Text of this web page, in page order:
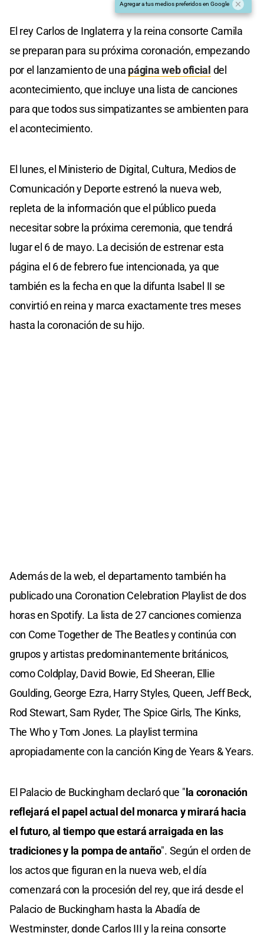
Agregar a tus medios preferidos en Google
El rey Carlos de Inglaterra y la reina consorte Camila
se preparan para su próxima coronación, empezando
por el lanzamiento de una página web oficial del
acontecimiento, que incluye una lista de canciones
para que todos sus simpatizantes se ambienten para
el acontecimiento.
El lunes, el Ministerio de Digital, Cultura, Medios de
Comunicación y Deporte estrenó la nueva web,
repleta de la información que el público pueda
necesitar sobre la próxima ceremonia, que tendrá
lugar el 6 de mayo. La decisión de estrenar esta
página el 6 de febrero fue intencionada, ya que
también es la fecha en que la difunta Isabel II se
convirtió en reina y marca exactamente tres meses
hasta la coronación de su hijo.
Además de la web, el departamento también ha
publicado una Coronation Celebration Playlist de dos
horas en Spotify. La lista de 27 canciones comienza
con Come Together de The Beatles y continúa con
grupos y artistas predominantemente británicos,
como Coldplay, David Bowie, Ed Sheeran, Ellie
Goulding, George Ezra, Harry Styles, Queen, Jeff Beck,
Rod Stewart, Sam Ryder, The Spice Girls, The Kinks,
The Who y Tom Jones. La playlist termina
apropiadamente con la canción King de Years & Years.
El Palacio de Buckingham declaró que " la coronación
reflejará el papel actual del monarca y mirará hacia
el futuro, al tiempo que estará arraigada en las
tradiciones y la pompa de antaño". Según el orden de
los actos que figuran en la nueva web, el día
comenzará con la procesión del rey, que irá desde el
Palacio de Buckingham hasta la Abadía de
Westminster, donde Carlos III y la reina consorte